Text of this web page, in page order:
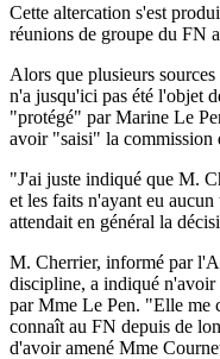
Cette altercation s'est
réunions de groupe du FN
Alors que plusieurs
n'a jusqu'ici pas été l'objet
"protégé" par Marine Le
avoir "saisi" la commission
"J'ai juste indiqué que M.
et les faits n'ayant eu
attendait en général la
M. Cherrier, informé par
discipline, a indiqué n'avoir
par Mme Le Pen. "Elle me
connaît au FN depuis de
d'avoir amené Mme